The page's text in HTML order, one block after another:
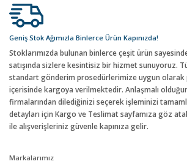
Geniş Stok Ağımızla Binlerce Ürün Kapınızda!
Stoklarımızda bulunan binlerce çeşit ürün
satışında sizlere kesintisiz bir hizmet sunuyoruz.
standart gönderim prosedürlerimize uygun olarak
içerisinde kargoya verilmektedir. Anlaşmalı
firmalarından dilediğinizi seçerek işleminizi
detayları için Kargo ve Teslimat sayfamıza göz
ile alışverişleriniz güvenle kapınıza gelir.
Markalarımız